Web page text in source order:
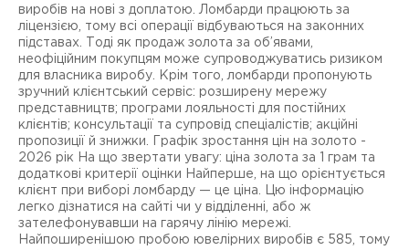
виробів на нові з доплатою. Ломбарди працюють за
ліцензією, тому всі операції відбуваються на законних
підставах. Тоді як продаж золота за об’явами,
неофіційним покупцям може супроводжуватись ризиком
для власника виробу. Крім того, ломбарди пропонують
зручний клієнтський сервіс: розширену мережу
представництв; програми лояльності для постійних
клієнтів; консультації та супровід спеціалістів; акційні
пропозиції й знижки. Графік зростання цін на золото -
2026 рік На що звертати увагу: ціна золота за 1 грам та
додаткові критерії оцінки Найперше, на що орієнтується
клієнт при виборі ломбарду — це ціна. Цю інформацію
легко дізнатися на сайті чи у відділенні, або ж
зателефонувавши на гарячу лінію мережі.
Найпоширенішою пробою ювелірних виробів є 585, тому